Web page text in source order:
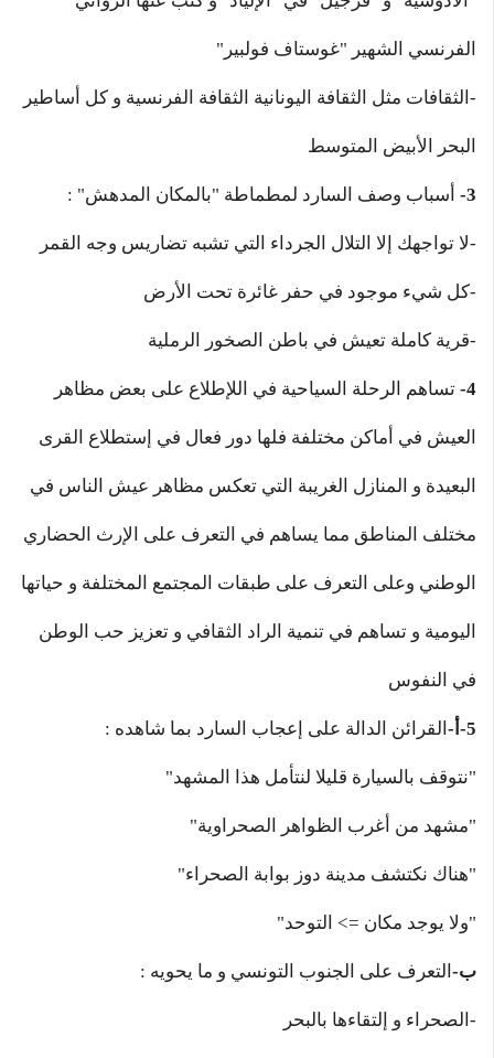
الفرنسي الشهير "غوستاف فولبير"
-الثقافات مثل الثقافة اليونانية الثقافة الفرنسية و كل أساطير
البحر الأبيض المتوسط
3- أسباب وصف السارد لمطماطة "بالمكان المدهش" :
-لا تواجهك إلا التلال الجرداء التي تشبه تضاريس وجه القمر
-كل شيء موجود في حفر غائرة تحت الأرض
-قرية كاملة تعيش في باطن الصخور الرملية
4- تساهم الرحلة السياحية في اللإطلاع على بعض مظاهر
العيش في أماكن مختلفة فلها دور فعال في إستطلاع القرى
البعيدة و المنازل الغريبة التي تعكس مظاهر عيش الناس في
مختلف المناطق مما يساهم في التعرف على الإرث الحضاري
الوطني وعلى التعرف على طبقات المجتمع المختلفة و حياتها
اليومية و تساهم في تنمية الراد الثقافي و تعزيز حب الوطن
في النفوس
5-أ- القرائن الدالة على إعجاب السارد بما شاهده :
"نتوقف بالسيارة قليلا لنتأمل هذا المشهد"
"مشهد من أغرب الظواهر الصحراوية"
"هناك نكتشف مدينة دوز بوابة الصحراء"
"ولا يوجد مكان => التوحد"
ب- التعرف على الجنوب التونسي و ما يحويه :
-الصحراء و إلتقاءها بالبحر